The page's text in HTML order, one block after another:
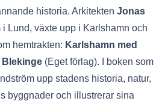
historia. Arkitekten Jonas
i Lund, växte upp i Karlshamn och
hemtrakten: Karlshamn med
Blekinge (Eget förlag). I boken som
upp stadens historia, natur,
byggnader och illustrerar sina